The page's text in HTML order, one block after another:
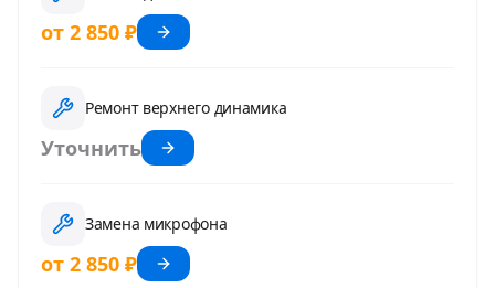
от 2 850 ₽
Ремонт верхнего динамика
Уточнить
Замена микрофона
от 2 850 ₽